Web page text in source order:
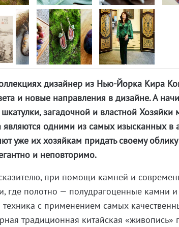
дизайнер из Нью-Йорка Кира
и новые направления в дизайне. А
загадочной и властной Хозяйки
являются одними из самых изысканных в
уже их хозяйкам придать своему
и неповторимо.
при помощи камней и
где полотно — полудрагоценные камни
техника с применением самых
традиционная китайская